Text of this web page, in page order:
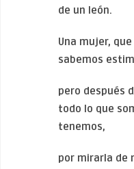
de un león.
Una mujer,
sabemos
pero después
todo lo que
tenemos,
por mirarla de